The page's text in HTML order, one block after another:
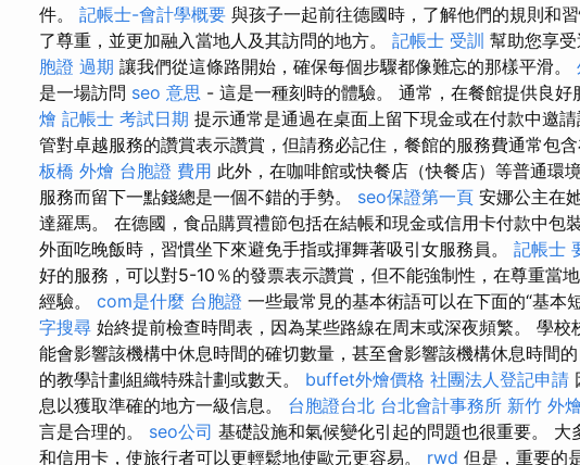
件。 記帳士-會計學概要 與孩子一起前往德國時，了解他們的規則和習
了尊重，並更加融入當地人及其訪問的地方。 記帳士 受訓 幫助您享
胞證 過期 讓我們從這條路開始，確保每個步驟都像難忘的那樣平滑。
是一場訪問 seo 意思 - 這是一種刻時的體驗。 通常，在餐館提供良好
燴 記帳士 考試日期 提示通常是通過在桌面上留下現金或在付款中邀請
管對卓越服務的讚賞表示讚賞，但請務必記住，餐館的服務費通常包
板橋 外燴 台胞證 費用 此外，在咖啡館或快餐店（快餐店）等普通環
服務而留下一點錢總是一個不錯的手勢。 seo保證第一頁 安娜公主在
達羅馬。 在德國，食品購買禮節包括在結帳和現金或信用卡付款中包
外面吃晚飯時，習慣坐下來避免手指或揮舞著吸引女服務員。 記帳士
好的服務，可以對5-10％的發票表示讚賞，但不能強制性，在尊重當
經驗。 com是什麼 台胞證 一些最常見的基本術語可以在下面的“基本
字搜尋 始終提前檢查時間表，因為某些路線在周末或深夜頻繁。 學
能會影響該機構中休息時間的確切數量，甚至會影響該機構休息時間的
的教學計劃組織特殊計劃或數天。 buffet外燴價格 社團法人登記申請
息以獲取準確的地方一級信息。 台胞證台北 台北會計事務所 新竹 外燴
言是合理的。 seo公司 基礎設施和氣候變化引起的問題也很重要。
和信用卡，使旅行者可以更輕鬆地使歐元更容易。 rwd 但是，重要的